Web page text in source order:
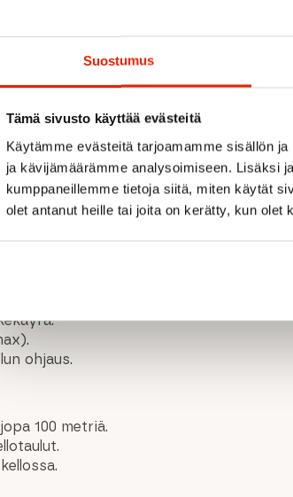
Suostumus
Tämä sivusto käyttää evästeitä
Käytämme evästeitä tarjoamamme sisällön
ja kävijämäärämme analysoimiseen. Lisäksi
kumppaneillemme tietoja siitä, miten käytät
olet antanut heille tai joita on kerätty, kun olet
paluunavigointi.
urheiluyhteisöjen, kuten Stravan ja
seuranta ranteesta.
seuranta Suunto ZoneSensen
seuranta (askeleet, kalorit).
laatu, sykevaihtelu).
taso sekä stressin ja
henkilökohtaista opastusta,
analyysiä ja palautumisvinkkejä.
ohjaus.
100 metriä.